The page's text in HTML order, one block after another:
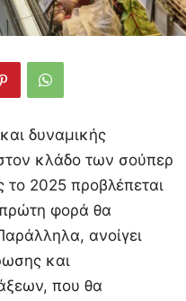
δυναμικής
κλάδο των σούπερ
2025 προβλέπεται
πρώτη φορά θα
ανοίγει
και
που θα